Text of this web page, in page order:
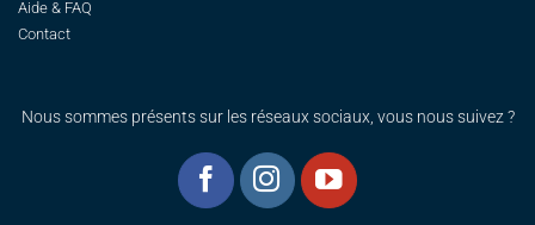
Aide & FAQ
Contact
Nous sommes présents sur les réseaux sociaux, vous nous suivez ?